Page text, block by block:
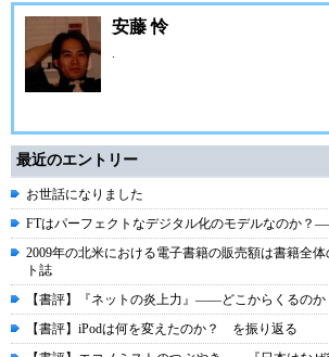
安藤 怜
.
最近のエントリー
お世話になりました
FTはパーフェクトなデジタル化のモデルなのか？
2009年の北米における電子書籍の販売額は書籍全
ト誌
【書評】『ネットの炎上力』――どこからくるのか
【書評】iPodは何を変えたのか？ を振り返る